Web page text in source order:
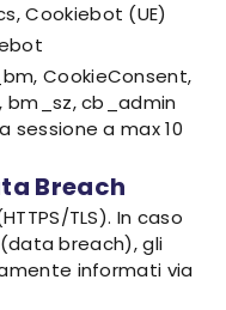
Cookiebot (UE)
CookieConsent,
bm_sz, cb_admin
sessione a max 10
Breach
TLS). In caso
breach), gli
informati via